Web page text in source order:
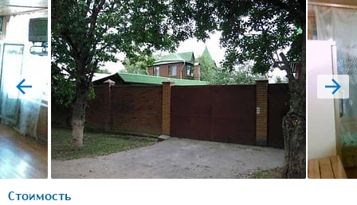
prev next
Стоимость